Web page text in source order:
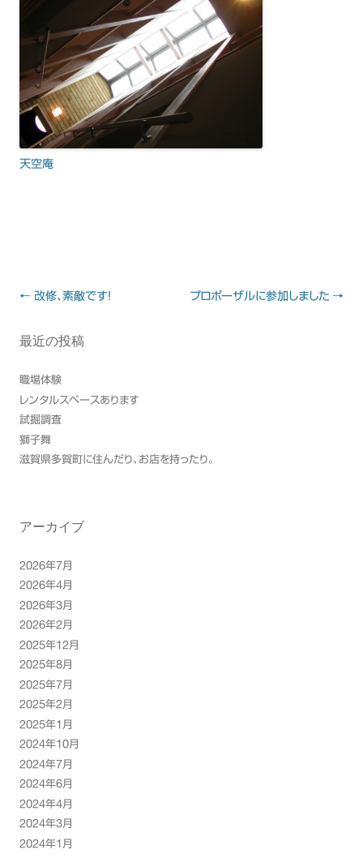
天空庵
Post
← 改修、素敵です！ プロポーザルに参加しました →
最近の投稿
職場体験
レンタルスペースあります
試掘調査
獅子舞
滋賀県多賀町に住んだり、お店を持ったり。
アーカイブ
2026年7月
2026年4月
2026年3月
2026年2月
2025年12月
2025年8月
2025年7月
2025年2月
2025年1月
2024年10月
2024年7月
2024年6月
2024年4月
2024年3月
2024年1月